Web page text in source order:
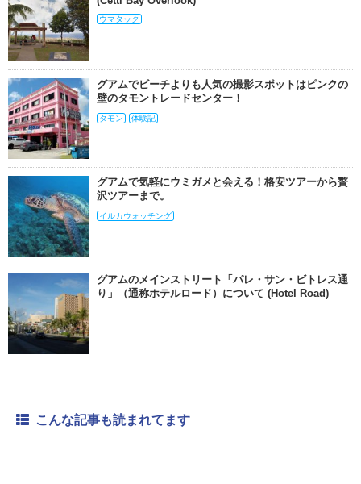
ウマタック
グアムでビーチよりも人気の撮影スポットはピンクの
壁のタモントレードセンター！
タモン 体験記
グアムで気軽にウミガメと会える！格安ツアーから贅
沢ツアーまで。
イルカウォッチング
グアムのメインストリート「パレ・サン・ビトレス通
り」（通称ホテルロード）について (Hotel Road)
こんな記事も読まれてます